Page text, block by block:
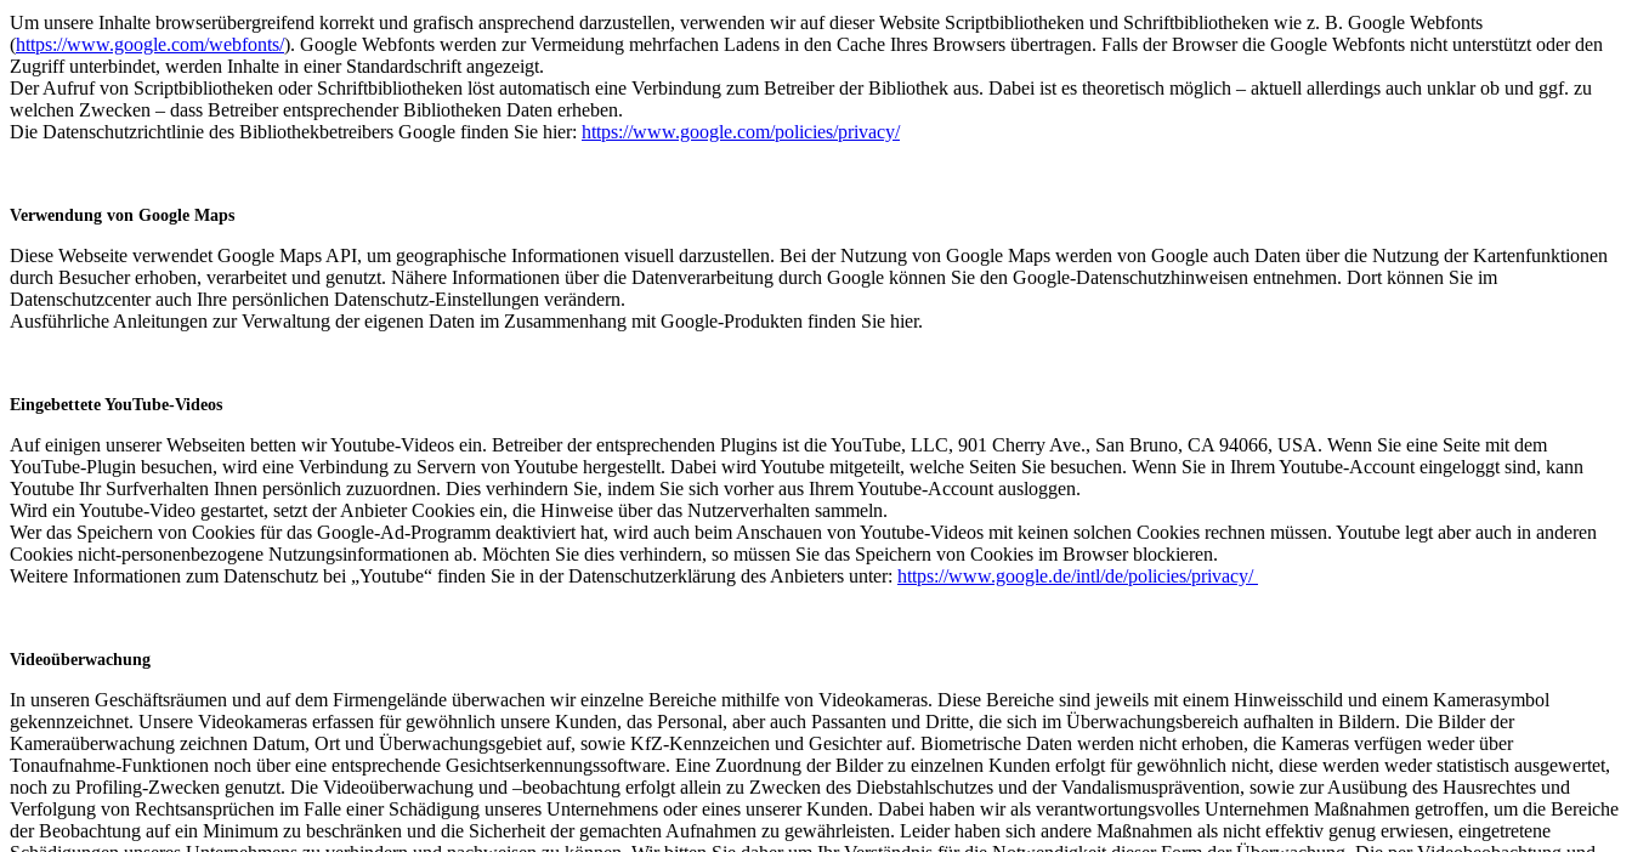
Um unsere Inhalte browserübergreifend korrekt und grafisch ansprechend darzustellen, verwenden wir auf dieser Website Scriptbibliotheken und Schriftbibliotheken wie z. B. Google Webfonts
(https://www.google.com/webfonts/). Google Webfonts werden zur Vermeidung mehrfachen Ladens in den Cache Ihres Browsers übertragen. Falls der Browser die Google Webfonts nicht unterstützt oder den
Zugriff unterbindet, werden Inhalte in einer Standardschrift angezeigt.
Der Aufruf von Scriptbibliotheken oder Schriftbibliotheken löst automatisch eine Verbindung zum Betreiber der Bibliothek aus. Dabei ist es theoretisch möglich – aktuell allerdings auch unklar ob und ggf. zu
welchen Zwecken – dass Betreiber entsprechender Bibliotheken Daten erheben.
Die Datenschutzrichtlinie des Bibliothekbetreibers Google finden Sie hier: https://www.google.com/policies/privacy/
Verwendung von Google Maps
Diese Webseite verwendet Google Maps API, um geographische Informationen visuell darzustellen. Bei der Nutzung von Google Maps werden von Google auch Daten über die Nutzung der Kartenfunktionen
durch Besucher erhoben, verarbeitet und genutzt. Nähere Informationen über die Datenverarbeitung durch Google können Sie den Google-Datenschutzhinweisen entnehmen. Dort können Sie im
Datenschutzcenter auch Ihre persönlichen Datenschutz-Einstellungen verändern.
Ausführliche Anleitungen zur Verwaltung der eigenen Daten im Zusammenhang mit Google-Produkten finden Sie hier.
Eingebettete YouTube-Videos
Auf einigen unserer Webseiten betten wir Youtube-Videos ein. Betreiber der entsprechenden Plugins ist die YouTube, LLC, 901 Cherry Ave., San Bruno, CA 94066, USA. Wenn Sie eine Seite mit dem
YouTube-Plugin besuchen, wird eine Verbindung zu Servern von Youtube hergestellt. Dabei wird Youtube mitgeteilt, welche Seiten Sie besuchen. Wenn Sie in Ihrem Youtube-Account eingeloggt sind, kann
Youtube Ihr Surfverhalten Ihnen persönlich zuzuordnen. Dies verhindern Sie, indem Sie sich vorher aus Ihrem Youtube-Account ausloggen.
Wird ein Youtube-Video gestartet, setzt der Anbieter Cookies ein, die Hinweise über das Nutzerverhalten sammeln.
Wer das Speichern von Cookies für das Google-Ad-Programm deaktiviert hat, wird auch beim Anschauen von Youtube-Videos mit keinen solchen Cookies rechnen müssen. Youtube legt aber auch in anderen
Cookies nicht-personenbezogene Nutzungsinformationen ab. Möchten Sie dies verhindern, so müssen Sie das Speichern von Cookies im Browser blockieren.
Weitere Informationen zum Datenschutz bei „Youtube“ finden Sie in der Datenschutzerklärung des Anbieters unter: https://www.google.de/intl/de/policies/privacy/
Videoüberwachung
In unseren Geschäftsräumen und auf dem Firmengelände überwachen wir einzelne Bereiche mithilfe von Videokameras. Diese Bereiche sind jeweils mit einem Hinweisschild und einem Kamerasymbol
gekennzeichnet. Unsere Videokameras erfassen für gewöhnlich unsere Kunden, das Personal, aber auch Passanten und Dritte, die sich im Überwachungsbereich aufhalten in Bildern. Die Bilder der
Kameraüberwachung zeichnen Datum, Ort und Überwachungsgebiet auf, sowie KfZ-Kennzeichen und Gesichter auf. Biometrische Daten werden nicht erhoben, die Kameras verfügen weder über
Tonaufnahme-Funktionen noch über eine entsprechende Gesichtserkennungssoftware. Eine Zuordnung der Bilder zu einzelnen Kunden erfolgt für gewöhnlich nicht, diese werden weder statistisch ausgewertet,
noch zu Profiling-Zwecken genutzt. Die Videoüberwachung und –beobachtung erfolgt allein zu Zwecken des Diebstahlschutzes und der Vandalismusprävention, sowie zur Ausübung des Hausrechtes und
Verfolgung von Rechtsansprüchen im Falle einer Schädigung unseres Unternehmens oder eines unserer Kunden. Dabei haben wir als verantwortungsvolles Unternehmen Maßnahmen getroffen, um die Bereiche
der Beobachtung auf ein Minimum zu beschränken und die Sicherheit der gemachten Aufnahmen zu gewährleisten. Leider haben sich andere Maßnahmen als nicht effektiv genug erwiesen, eingetretene